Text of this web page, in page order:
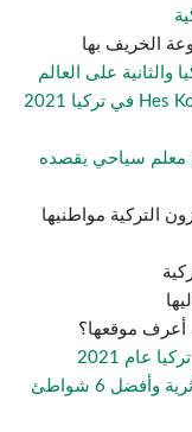
الخريف بها
والثانية على العالم
اسهل 6 طرق لاستخراج كود هاس Hes Kodu في تركيا 2021
معلم سياحي يقصده
التركية مواطنيها
أعرف موقعها؟
عام 2021
السياحة في ألانيا التركية – معالمها الأثرية وأفضل 6 شواطئ